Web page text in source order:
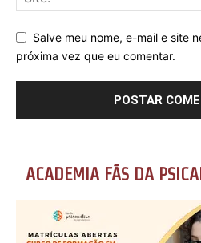
Salve meu nome, e-mail e site
próxima vez que eu comentar.
ACADEMIA FÃS DA